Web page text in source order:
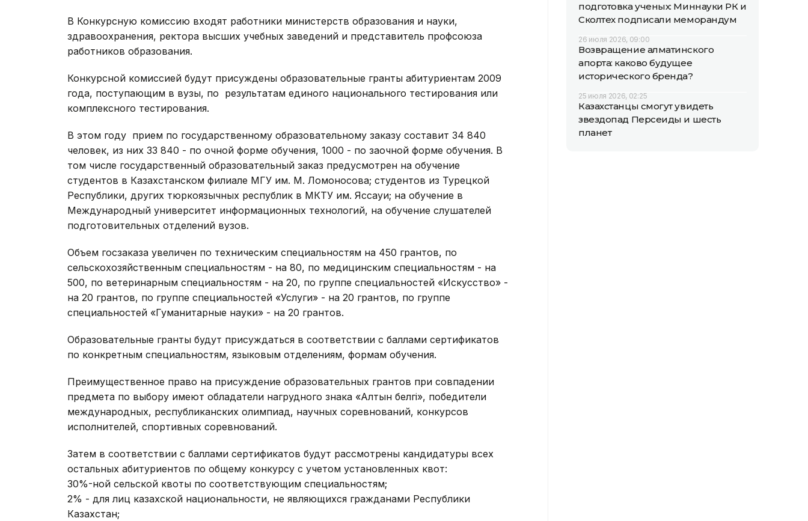
В Конкурсную комиссию входят работники министерств образования и науки,
здравоохранения, ректора высших учебных заведений и представитель профсоюза
работников образования.
Конкурсной комиссией будут присуждены образовательные гранты абитуриентам 2009
года, поступающим в вузы, по результатам единого национального тестирования или
комплексного тестирования.
В этом году прием по государственному образовательному заказу составит 34 840
человек, из них 33 840 - по очной форме обучения, 1000 - по заочной форме обучения. В
том числе государственный образовательный заказ предусмотрен на обучение
студентов в Казахстанском филиале МГУ им. М. Ломоносова; студентов из Турецкой
Республики, других тюркоязычных республик в МКТУ им. Яссауи; на обучение в
Международный университет информационных технологий, на обучение слушателей
подготовительных отделений вузов.
Объем госзаказа увеличен по техническим специальностям на 450 грантов, по
сельскохозяйственным специальностям - на 80, по медицинским специальностям - на
500, по ветеринарным специальностям - на 20, по группе специальностей «Искусство» -
на 20 грантов, по группе специальностей «Услуги» - на 20 грантов, по группе
специальностей «Гуманитарные науки» - на 20 грантов.
Образовательные гранты будут присуждаться в соответствии с баллами сертификатов
по конкретным специальностям, языковым отделениям, формам обучения.
Преимущественное право на присуждение образовательных грантов при совпадении
предмета по выбору имеют обладатели нагрудного знака «Алтын белгі», победители
международных, республиканских олимпиад, научных соревнований, конкурсов
исполнителей, спортивных соревнований.
Затем в соответствии с баллами сертификатов будут рассмотрены кандидатуры всех
остальных абитуриентов по общему конкурсу с учетом установленных квот:
30%-ной сельской квоты по соответствующим специальностям;
2% - для лиц казахской национальности, не являющихся гражданами Республики
Казахстан;
подготовка ученых: Миннауки РК и
Сколтех подписали меморандум
26 июля 2026, 09:00
Возвращение алматинского
апорта: каково будущее
исторического бренда?
25 июля 2026, 02:25
Казахстанцы смогут увидеть
звездопад Персеиды и шесть
планет